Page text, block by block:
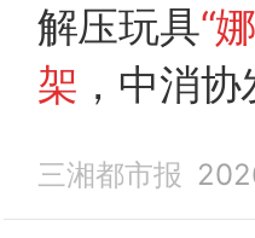
解压玩具“
架 ，中消
三湘都市报